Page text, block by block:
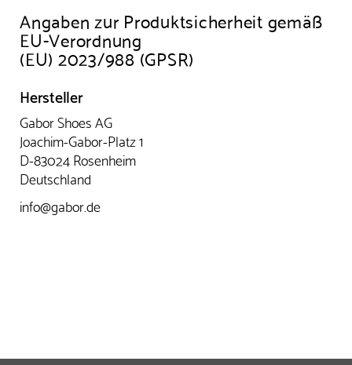
Angaben zur Produktsicherheit gemäß
EU-Verordnung
(EU) 2023/988 (GPSR)
Hersteller
Gabor Shoes AG
Joachim-Gabor-Platz 1
D-83024 Rosenheim
Deutschland
info@gabor.de